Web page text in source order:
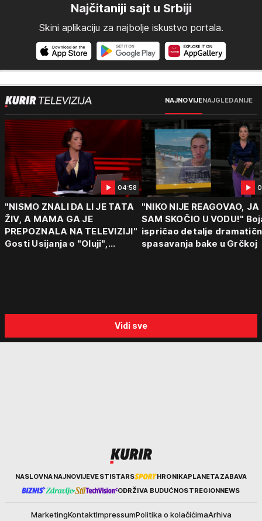
Najčitaniji sajt u Srbiji
Skini aplikaciju za najbolje iskustvo portala.
NAJNOVIJENAJGLEDANIJE
04:58
"NISMO ZNALI DA LI JE TATA
ŽIV, A MAMA GA JE
PREPOZNALA NA TELEVIZIJI"
Gosti Usijanja o "Oluji",
"NIKO NIJE REAGOVAO, JA
SAM SKOČIO U VODU!"
ispričao detalje
spasavanja bake u Grčkoj
Vidi sve
KurirNASLOVNANAJNOVIJEVESTISTARS HRONIKAPLANETAZABAVA
ODRŽIVA BUDUĆNOSTREGIONNEWS
MarketingKontaktImpressumPolitika o kolačićimaArhiva